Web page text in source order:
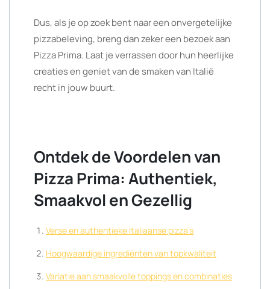
Dus, als je op zoek bent naar een onvergetelijke
pizzabeleving, breng dan zeker een bezoek aan
Pizza Prima. Laat je verrassen door hun heerlijke
creaties en geniet van de smaken van Italië
recht in jouw buurt.
Ontdek de Voordelen van
Pizza Prima: Authentiek,
Smaakvol en Gezellig
Verse en authentieke Italiaanse pizza’s
Hoogwaardige ingrediënten van topkwaliteit
Variatie aan smaakvolle toppings en combinaties